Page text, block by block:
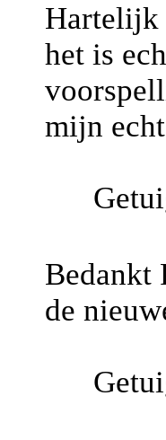
Hartelijk
het is
mijn
Bedankt
de